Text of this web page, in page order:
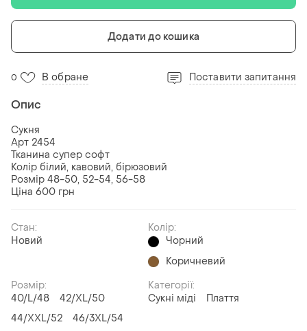
Додати до кошика
0 В обране Поставити запитання
Опис
Сукня
Арт 2454
Тканина супер софт
Колір білий, кавовий, бірюзовий
Розмір 48-50, 52-54, 56-58
Ціна 600 грн
Стан:
Новий
Колір:
Чорний
Коричневий
Розмір:
40/L/48
42/XL/50
44/XXL/52
46/3XL/54
Категорії:
Сукні міді
Плаття